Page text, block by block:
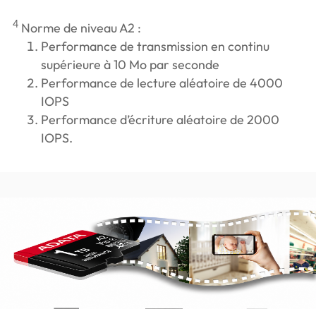
4Norme de niveau A2 :
Performance de transmission en continu
supérieure à 10 Mo par seconde
Performance de lecture aléatoire de 4000
IOPS
Performance d’écriture aléatoire de 2000
IOPS.